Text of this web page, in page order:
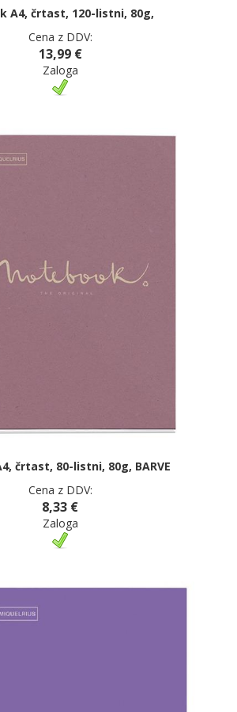
A4, črtast, 120-listni, 80g,
Cena z DDV:
13,99 €
Zaloga
črtast, 80-listni, 80g, BARVE
Cena z DDV:
8,33 €
Zaloga